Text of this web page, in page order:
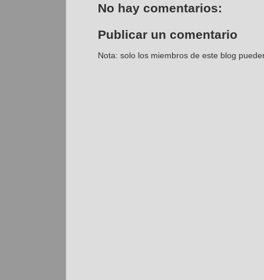
No hay comentarios:
Publicar un comentario
Nota: solo los miembros de este blog